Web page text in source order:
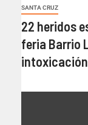
SANTA CRUZ
22 heridos
feria Barrio
intoxicación